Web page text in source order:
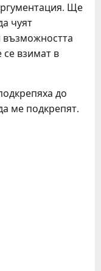
Ще
чуят
възможността
взимат в
до
ме подкрепят.